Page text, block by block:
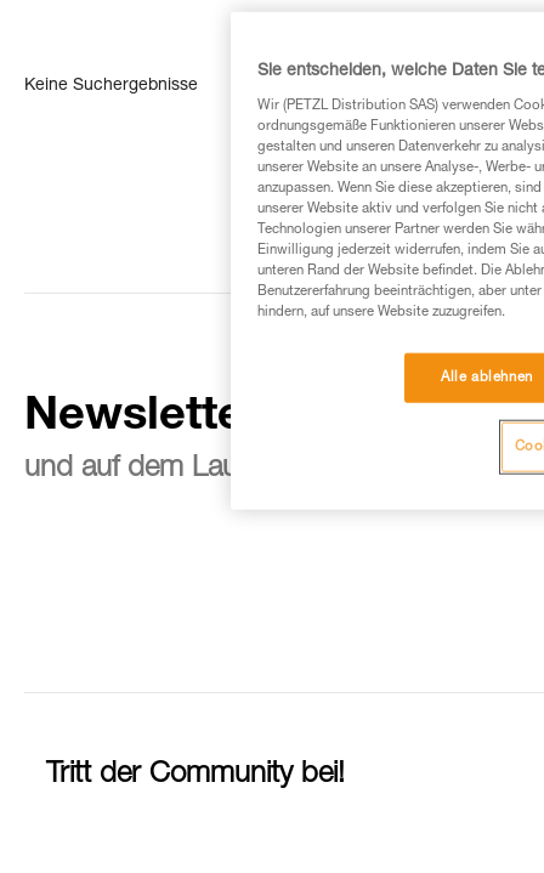
Keine Suchergebnisse
Newsletter abonnieren
und auf dem Laufenden bleiben
Tritt der Community bei!
Sie entscheiden, welche Daten Sie
Wir (PETZL Distribution SAS) verwenden
ordnungsgemäße Funktionieren unserer
gestalten und unseren Datenverkehr zu
unserer Website an unsere Analyse-, Werbe-
anzupassen. Wenn Sie diese akzeptieren,
unserer Website aktiv und verfolgen Sie
Technologien unserer Partner werden Sie
Einwilligung jederzeit widerrufen, indem Sie
unteren Rand der Website befindet. Die
Benutzererfahrung beeinträchtigen, aber
hindern, auf unsere Website zuzugreifen.
Alle ablehnen